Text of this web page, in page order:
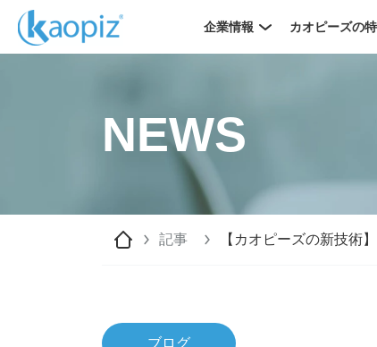
企業情報 カオピーズの
NEWS
記事 【カオピーズの新技術
ブログ